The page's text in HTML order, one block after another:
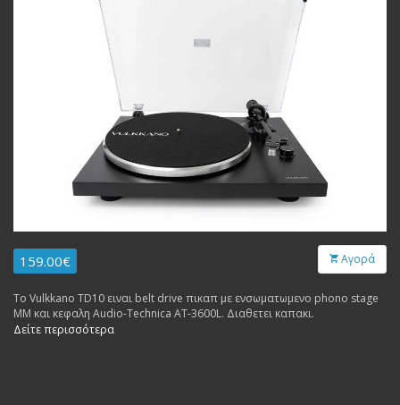
159.00€ Αγορά
Το Vulkkano TD10 ειναι belt drive πικαπ με ενσωματωμενο phono stage
MM και κεφαλη Audio-Technica AT-3600L. Διαθετει καπακι.
Δείτε περισσότερα